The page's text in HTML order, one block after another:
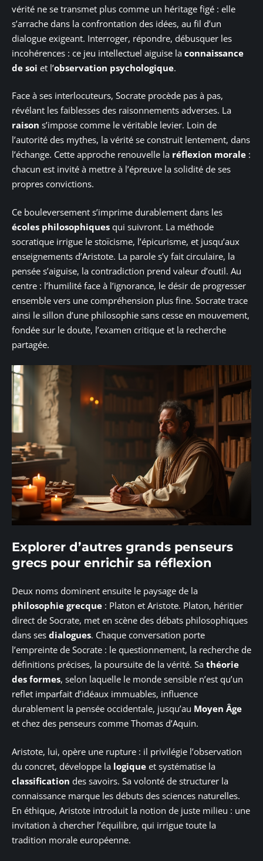
vérité ne se transmet plus comme un héritage figé : elle
s’arrache dans la confrontation des idées, au fil d’un
dialogue exigeant. Interroger, répondre, débusquer les
incohérences : ce jeu intellectuel aiguise la connaissance
de soi et l’observation psychologique.
Face à ses interlocuteurs, Socrate procède pas à pas,
révélant les faiblesses des raisonnements adverses. La
raison s’impose comme le véritable levier. Loin de
l’autorité des mythes, la vérité se construit lentement, dans
l’échange. Cette approche renouvelle la réflexion morale :
chacun est invité à mettre à l’épreuve la solidité de ses
propres convictions.
Ce bouleversement s’imprime durablement dans les
écoles philosophiques qui suivront. La méthode
socratique irrigue le stoïcisme, l’épicurisme, et jusqu’aux
enseignements d’Aristote. La parole s’y fait circulaire, la
pensée s’aiguise, la contradiction prend valeur d’outil. Au
centre : l’humilité face à l’ignorance, le désir de progresser
ensemble vers une compréhension plus fine. Socrate trace
ainsi le sillon d’une philosophie sans cesse en mouvement,
fondée sur le doute, l’examen critique et la recherche
partagée.
Explorer d’autres grands penseurs
grecs pour enrichir sa réflexion
Deux noms dominent ensuite le paysage de la
philosophie grecque : Platon et Aristote. Platon, héritier
direct de Socrate, met en scène des débats philosophiques
dans ses dialogues. Chaque conversation porte
l’empreinte de Socrate : le questionnement, la recherche de
définitions précises, la poursuite de la vérité. Sa théorie
des formes, selon laquelle le monde sensible n’est qu’un
reflet imparfait d’idéaux immuables, influence
durablement la pensée occidentale, jusqu’au Moyen Âge
et chez des penseurs comme Thomas d’Aquin.
Aristote, lui, opère une rupture : il privilégie l’observation
du concret, développe la logique et systématise la
classification des savoirs. Sa volonté de structurer la
connaissance marque les débuts des sciences naturelles.
En éthique, Aristote introduit la notion de juste milieu : une
invitation à chercher l’équilibre, qui irrigue toute la
tradition morale européenne.